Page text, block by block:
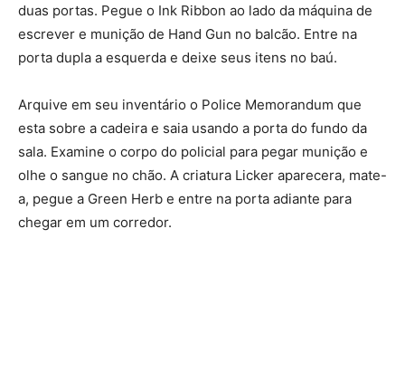
duas portas. Pegue o Ink Ribbon ao lado da máquina de
escrever e munição de Hand Gun no balcão. Entre na
porta dupla a esquerda e deixe seus itens no baú.
Arquive em seu inventário o Police Memorandum que
esta sobre a cadeira e saia usando a porta do fundo da
sala. Examine o corpo do policial para pegar munição e
olhe o sangue no chão. A criatura Licker aparecera, mate-
a, pegue a Green Herb e entre na porta adiante para
chegar em um corredor.